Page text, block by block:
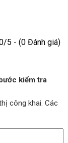
5 - (0 Đánh giá)
kiểm tra
công khai. Các